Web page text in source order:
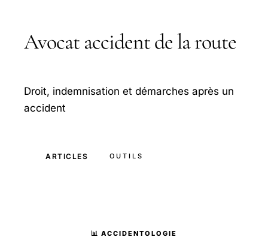
Avocat accident de la route
Droit, indemnisation et démarches après un
accident
ARTICLES OUTILS
📊 ACCIDENTOLOGIE